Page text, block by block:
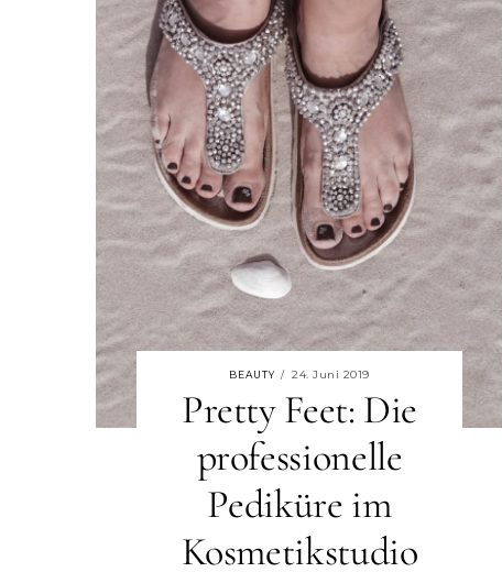
BEAUTY / 24. Juni 2019
Pretty Feet: Die
professionelle
Pediküre im
Kosmetikstudio